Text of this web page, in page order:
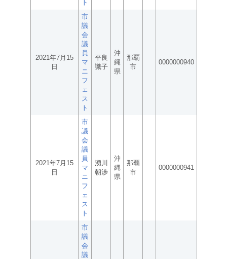
ト
2021年7月15
日
市
議
会
議
員
マ
ニ
フ
ェ
ス
ト
平良
識子
沖
縄
県
那覇
市
0000000940
2021年7月15
日
市
議
会
議
員
マ
ニ
フ
ェ
ス
ト
湧川
朝渉
沖
縄
県
那覇
市
0000000941
市
議
会
議